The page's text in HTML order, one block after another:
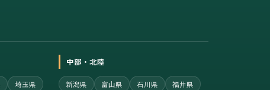
埼玉県
中部・北陸
新潟県 富山県 石川県 福井県